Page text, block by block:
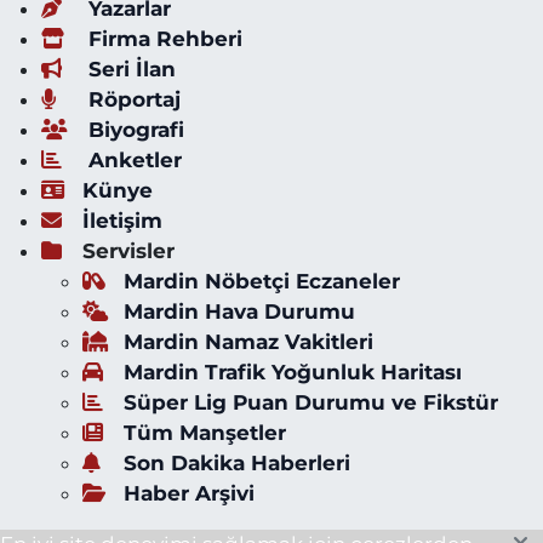
Yazarlar
Firma Rehberi
Seri İlan
Röportaj
Biyografi
Anketler
Künye
İletişim
Servisler
Mardin Nöbetçi Eczaneler
Mardin Hava Durumu
Mardin Namaz Vakitleri
Mardin Trafik Yoğunluk Haritası
Süper Lig Puan Durumu ve Fikstür
Tüm Manşetler
Son Dakika Haberleri
Haber Arşivi